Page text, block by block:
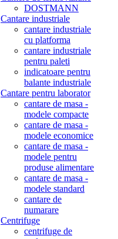
DOSTMANN
Cantare industriale
cantare industriale
cu platforma
cantare industriale
pentru paleti
indicatoare pentru
balante industriale
Cantare pentru laborator
cantare de masa -
modele compacte
cantare de masa -
modele economice
cantare de masa -
modele pentru
produse alimentare
cantare de masa -
modele standard
cantare de
numarare
Centrifuge
centrifuge de